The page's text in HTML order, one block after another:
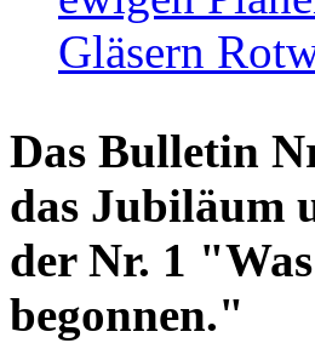
Gläsern
Das Bulletin
das Jubiläum
der Nr. 1
begonnen."